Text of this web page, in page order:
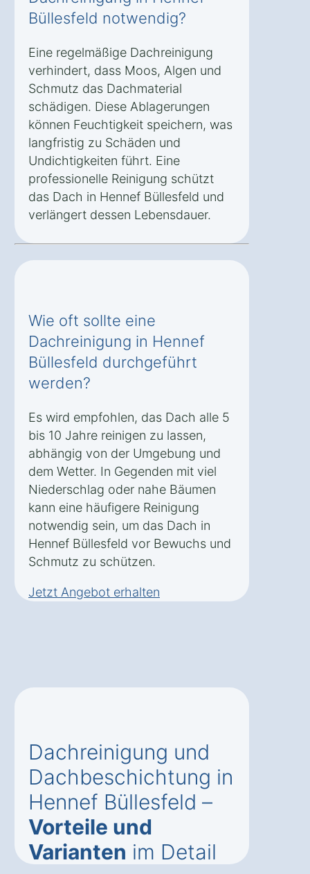
Büllesfeld notwendig?
Eine regelmäßige Dachreinigung
verhindert, dass Moos, Algen und
Schmutz das Dachmaterial
schädigen. Diese Ablagerungen
können Feuchtigkeit speichern, was
langfristig zu Schäden und
Undichtigkeiten führt. Eine
professionelle Reinigung schützt
das Dach in Hennef Büllesfeld und
verlängert dessen Lebensdauer.
Wie oft sollte eine
Dachreinigung in Hennef
Büllesfeld durchgeführt
werden?
Es wird empfohlen, das Dach alle 5
bis 10 Jahre reinigen zu lassen,
abhängig von der Umgebung und
dem Wetter. In Gegenden mit viel
Niederschlag oder nahe Bäumen
kann eine häufigere Reinigung
notwendig sein, um das Dach in
Hennef Büllesfeld vor Bewuchs und
Schmutz zu schützen.
Jetzt Angebot erhalten
Dachreinigung und
Dachbeschichtung in
Hennef Büllesfeld –
Vorteile und
Varianten im Detail